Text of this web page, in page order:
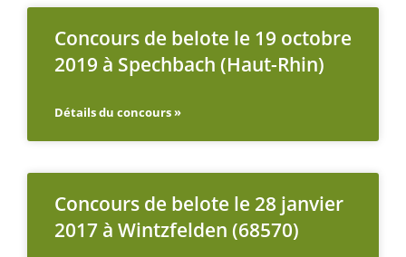
Concours de belote le 19 octobre
2019 à Spechbach (Haut-Rhin)
Détails du concours »
Concours de belote le 28 janvier
2017 à Wintzfelden (68570)